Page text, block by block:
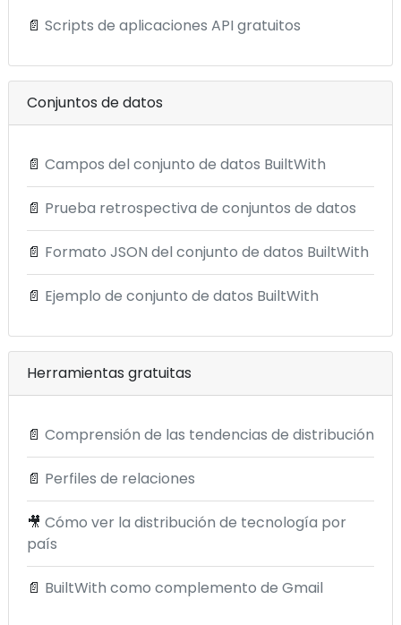
📄 Scripts de aplicaciones API gratuitos
Conjuntos de datos
📄 Campos del conjunto de datos BuiltWith
📄 Prueba retrospectiva de conjuntos de datos
📄 Formato JSON del conjunto de datos BuiltWith
📄 Ejemplo de conjunto de datos BuiltWith
Herramientas gratuitas
📄 Comprensión de las tendencias de distribución
📄 Perfiles de relaciones
🎥 Cómo ver la distribución de tecnología por
país
📄 BuiltWith como complemento de Gmail